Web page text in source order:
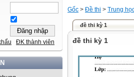
ĐK thành viên
Gốc > Đề thi > Trung
đề thi kỳ 1
đề thi kỳ 1